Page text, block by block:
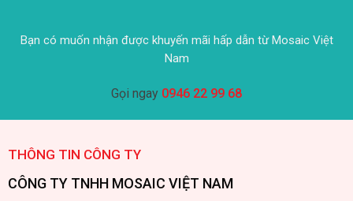
Bạn có muốn nhận được khuyến mãi hấp dẫn từ Mosaic Việt
Nam
Gọi ngay 0946 22 99 68
THÔNG TIN CÔNG TY
CÔNG TY TNHH MOSAIC VIỆT NAM